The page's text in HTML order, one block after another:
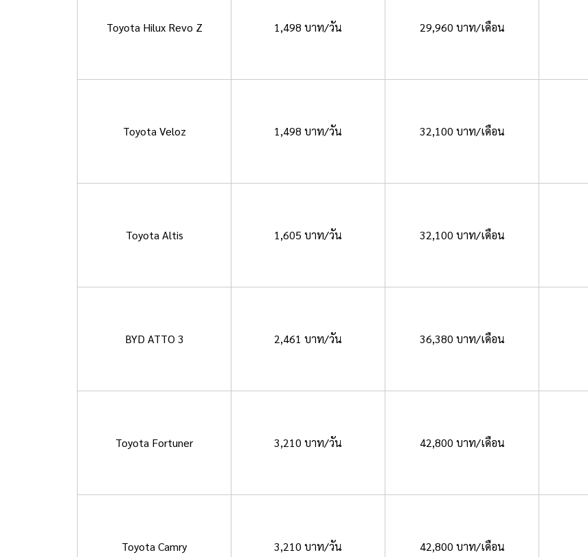
Toyota Hilux Revo Z 1,498 บาท/วัน 29,960 บาท/เดือน
Toyota Veloz 1,498 บาท/วัน 32,100 บาท/เดือน
Toyota Altis 1,605 บาท/วัน 32,100 บาท/เดือน
BYD ATTO 3 2,461 บาท/วัน 36,380 บาท/เดือน
Toyota Fortuner 3,210 บาท/วัน 42,800 บาท/เดือน
Toyota Camry 3,210 บาท/วัน 42,800 บาท/เดือน